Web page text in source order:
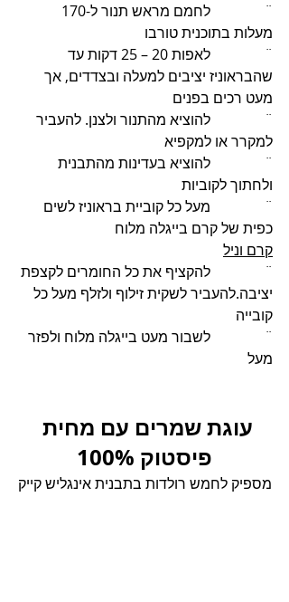
מעלות בתוכנית טורבו
¨               לאפות 20 – 25 דקות עד
שהבראוניז יציבים למעלה ובצדדים, אך
מעט רכים בפנים
¨               להוציא מהתנור ולצנן. להעביר
למקרר או למקפיא
¨               להוציא בעדינות מהתבנית
ולחתוך לקוביות
¨               מעל כל קוביית בראוניז לשים
כפית של קרם בייגלה מלוח
קרם וניל
¨               להקציף את כל החומרים לקצפת
יציבה.להעביר לשקית זילוף ולזלף מעל כל
קובייה
¨               לשבור מעט בייגלה מלוח ולפזר
מעל
עוגת שמרים עם מחית
פיסטוק 100%
מספיק לחמש רולדות בתבנית אינגליש קייק